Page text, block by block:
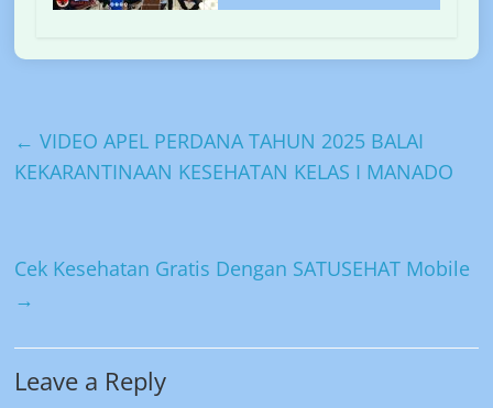
← VIDEO APEL PERDANA TAHUN 2025 BALAI
KEKARANTINAAN KESEHATAN KELAS I MANADO
Cek Kesehatan Gratis Dengan SATUSEHAT Mobile
→
Leave a Reply